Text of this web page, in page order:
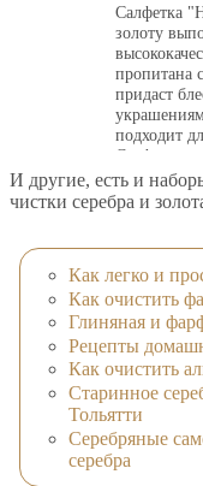
Салфетка
золоту
пропитана
придаст
подходит
Салфетка
потеряла
цвета.
И другие, есть и
чистки серебра и
Как легко и
Как очистить
Глиняная и
Рецепты
Как очистить
Старинное
Тольятти
Серебряные
серебра